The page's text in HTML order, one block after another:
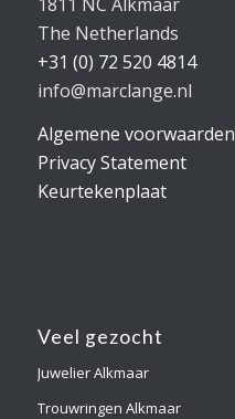
The Netherlands
+31 (0) 72 520 4814
info@marclange.nl
Algemene voorwaarden
Privacy Statement
Keurtekenplaat
Veel gezocht
Juwelier Alkmaar
Trouwringen Alkmaar